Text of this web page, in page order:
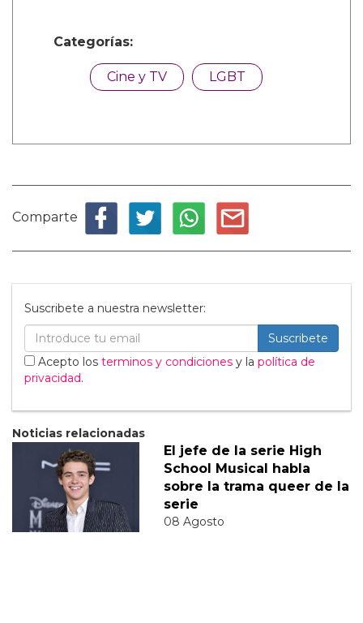
Categorías:
Cine y TV LGBT
Comparte
Suscribete a nuestra newsletter:
Suscribete
Acepto los terminos y condiciones y la política de
privacidad.
Noticias relacionadas
El jefe de la serie High
School Musical habla
sobre la trama queer de la
serie
08 Agosto